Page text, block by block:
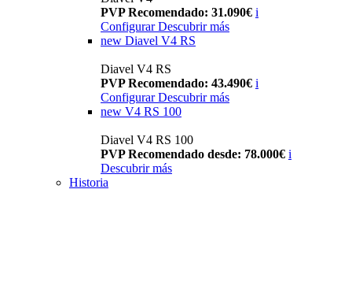
PVP Recomendado: 31.090€ i
Configurar Descubrir más
new Diavel V4 RS
Diavel V4 RS
PVP Recomendado: 43.490€ i
Configurar Descubrir más
new V4 RS 100
Diavel V4 RS 100
PVP Recomendado desde: 78.000€ i
Descubrir más
Historia